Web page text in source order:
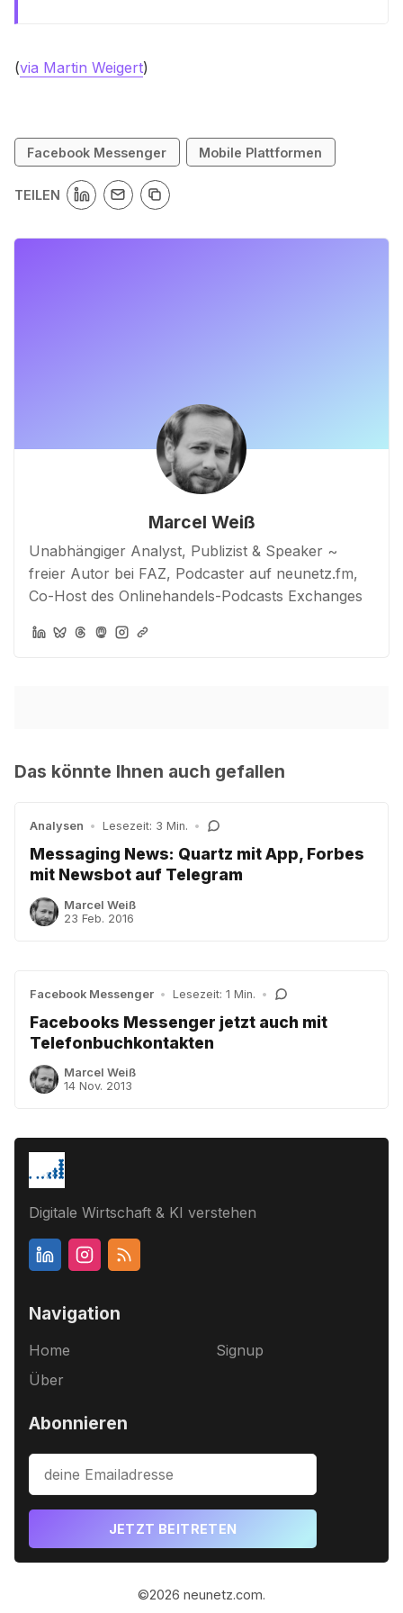
(via Martin Weigert)
Facebook Messenger Mobile Plattformen
TEILEN
Marcel Weiß
Unabhängiger Analyst, Publizist & Speaker ~
freier Autor bei FAZ, Podcaster auf neunetz.fm,
Co-Host des Onlinehandels-Podcasts Exchanges
Das könnte Ihnen auch gefallen
Analysen • Lesezeit: 3 Min. •
Messaging News: Quartz mit App, Forbes
mit Newsbot auf Telegram
Marcel Weiß
23 Feb. 2016
Facebook Messenger • Lesezeit: 1 Min. •
Facebooks Messenger jetzt auch mit
Telefonbuchkontakten
Marcel Weiß
14 Nov. 2013
Digitale Wirtschaft & KI verstehen
Navigation
Home
Über
Signup
Abonnieren
JETZT BEITRETEN
©2026 neunetz.com.